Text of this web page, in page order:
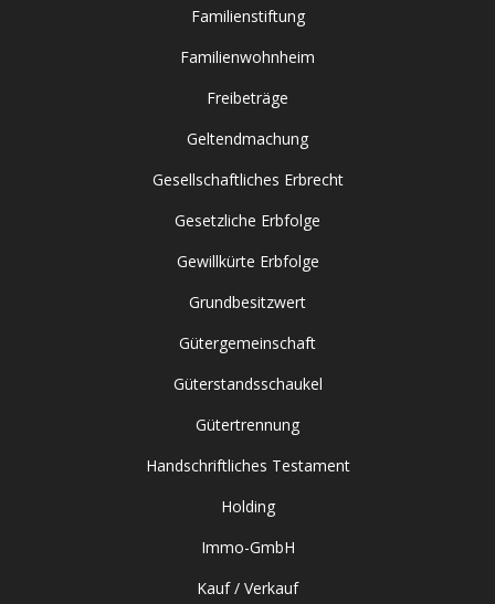
Familienstiftung
Familienwohnheim
Freibeträge
Geltendmachung
Gesellschaftliches Erbrecht
Gesetzliche Erbfolge
Gewillkürte Erbfolge
Grundbesitzwert
Gütergemeinschaft
Güterstandsschaukel
Gütertrennung
Handschriftliches Testament
Holding
Immo-GmbH
Kauf / Verkauf